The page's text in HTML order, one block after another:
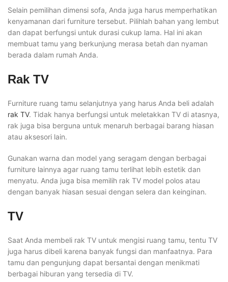
Selain pemilihan dimensi sofa, Anda juga harus memperhatikan
kenyamanan dari furniture tersebut. Pilihlah bahan yang lembut
dan dapat berfungsi untuk durasi cukup lama. Hal ini akan
membuat tamu yang berkunjung merasa betah dan nyaman
berada dalam rumah Anda.
Rak TV
Furniture ruang tamu selanjutnya yang harus Anda beli adalah
rak TV. Tidak hanya berfungsi untuk meletakkan TV di atasnya,
rak juga bisa berguna untuk menaruh berbagai barang hiasan
atau aksesori lain.
Gunakan warna dan model yang seragam dengan berbagai
furniture lainnya agar ruang tamu terlihat lebih estetik dan
menyatu. Anda juga bisa memilih rak TV model polos atau
dengan banyak hiasan sesuai dengan selera dan keinginan.
TV
Saat Anda membeli rak TV untuk mengisi ruang tamu, tentu TV
juga harus dibeli karena banyak fungsi dan manfaatnya. Para
tamu dan pengunjung dapat bersantai dengan menikmati
berbagai hiburan yang tersedia di TV.